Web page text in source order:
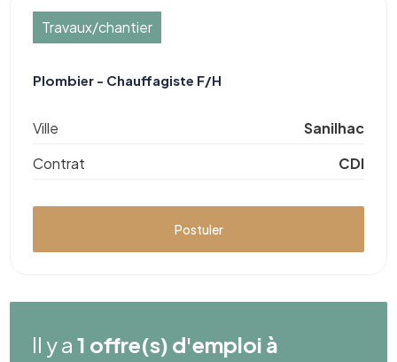
Travaux/chantier
Plombier - Chauffagiste F/H
Ville
Sanilhac
Contrat
CDI
Postuler
Il y a1 offre(s) d'emploi à